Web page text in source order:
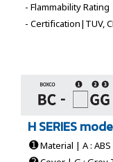
- Flammability Rating
- Certification|TUV,
H SERIES
➊Material | A : ABS